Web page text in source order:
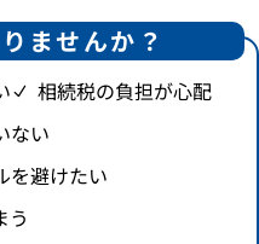
ませんか？
相続税の負担が心配
ない
を避けたい
う